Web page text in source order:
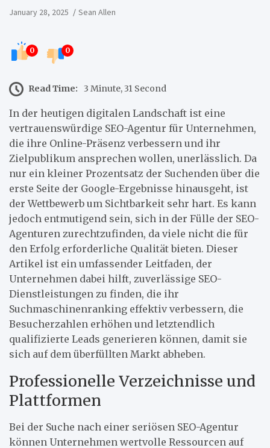
January 28, 2025 Sean Allen
0 0
Read Time: 3 Minute, 31 Second
In der heutigen digitalen Landschaft ist eine
vertrauenswürdige SEO-Agentur für Unternehmen,
die ihre Online-Präsenz verbessern und ihr
Zielpublikum ansprechen wollen, unerlässlich. Da
nur ein kleiner Prozentsatz der Suchenden über die
erste Seite der Google-Ergebnisse hinausgeht, ist
der Wettbewerb um Sichtbarkeit sehr hart. Es kann
jedoch entmutigend sein, sich in der Fülle der SEO-
Agenturen zurechtzufinden, da viele nicht die für
den Erfolg erforderliche Qualität bieten. Dieser
Artikel ist ein umfassender Leitfaden, der
Unternehmen dabei hilft, zuverlässige SEO-
Dienstleistungen zu finden, die ihr
Suchmaschinenranking effektiv verbessern, die
Besucherzahlen erhöhen und letztendlich
qualifizierte Leads generieren können, damit sie
sich auf dem überfüllten Markt abheben.
Professionelle Verzeichnisse und
Plattformen
Bei der Suche nach einer seriösen SEO-Agentur
können Unternehmen wertvolle Ressourcen auf